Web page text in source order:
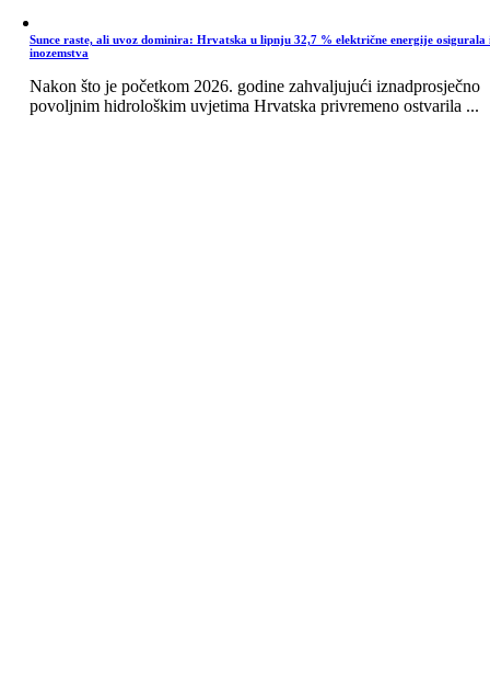
Sunce raste, ali uvoz dominira: Hrvatska u lipnju 32,7 % električne energije osigurala
inozemstva
Nakon što je početkom 2026. godine zahvaljujući iznadprosječno
povoljnim hidrološkim uvjetima Hrvatska privremeno ostvarila ...